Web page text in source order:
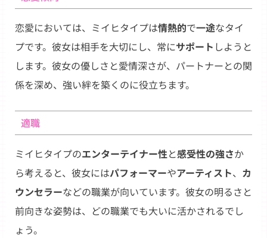
恋愛においては、ミイヒタイプは情熱的で一途なタイ
プです。彼女は相手を大切にし、常にサポート しようと
します。彼女の優しさと愛情深さが、パートナーとの関
係を深め、強い絆を築くのに役立ちます。
適職
ミイヒタイプのエンターテイナー性と感受性の強さか
ら考えると、彼女にはパフォーマーやアーティスト、 カ
ウンセラーなどの職業が向いています。彼女の明るさと
前向きな姿勢は、どの職業でも大いに活かされるでし
ょう。